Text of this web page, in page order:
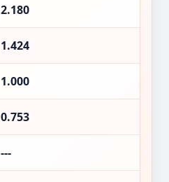
2.180
1.424
1.000
0.753
---